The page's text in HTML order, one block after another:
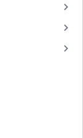
keyboard_arrow_right
keyboard_arrow_right
keyboard_arrow_right